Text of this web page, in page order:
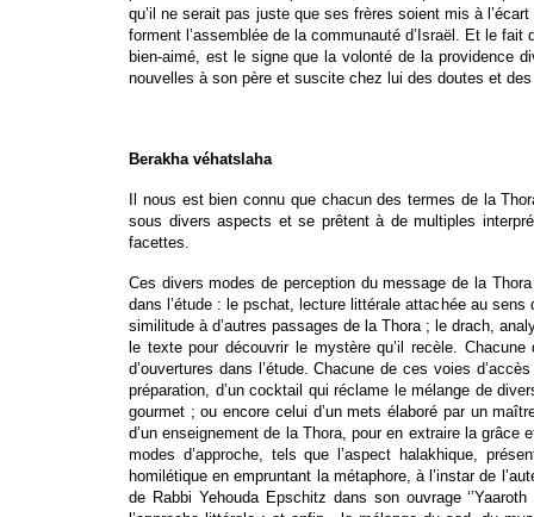
qu’il ne serait pas juste que ses frères soient mis à
forment l’assemblée de la communauté d’Israël. Et le
bien-aimé, est le signe que la volonté de la providence
nouvelles à son père et suscite chez lui des doutes et
Berakha véhatslaha
Il nous est bien connu que chacun des termes de la
sous divers aspects et se prêtent à de multiples
facettes.
Ces divers modes de perception du message de la
dans l’étude : le pschat, lecture littérale attachée au
similitude à d’autres passages de la Thora ; le drach,
le texte pour découvrir le mystère qu’il recèle.
d’ouvertures dans l’étude. Chacune de ces voies
préparation, d’un cocktail qui réclame le mélange de
gourmet ; ou encore celui d’un mets élaboré par un
d’un enseignement de la Thora, pour en extraire la grâce
modes d’approche, tels que l’aspect halakhique,
homilétique en empruntant la métaphore, à l’instar de
de Rabbi Yehouda Epschitz dans son ouvrage